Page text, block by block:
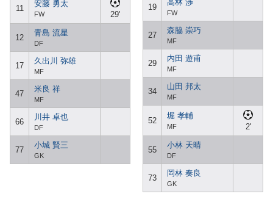
11
安藤 勇太
FW 29'
12
青島 流星
DF
17
久出川 弥雄
MF
47
米良 祥
MF
66
川井 卓也
DF
77
小城 賢三
GK
19
高林 渉
FW
27
森脇 崇巧
MF
29
内田 遊甫
MF
34
山田 邦太
MF
52
堀 孝輔
MF 2'
55
小林 天晴
DF
73
岡林 奏良
GK